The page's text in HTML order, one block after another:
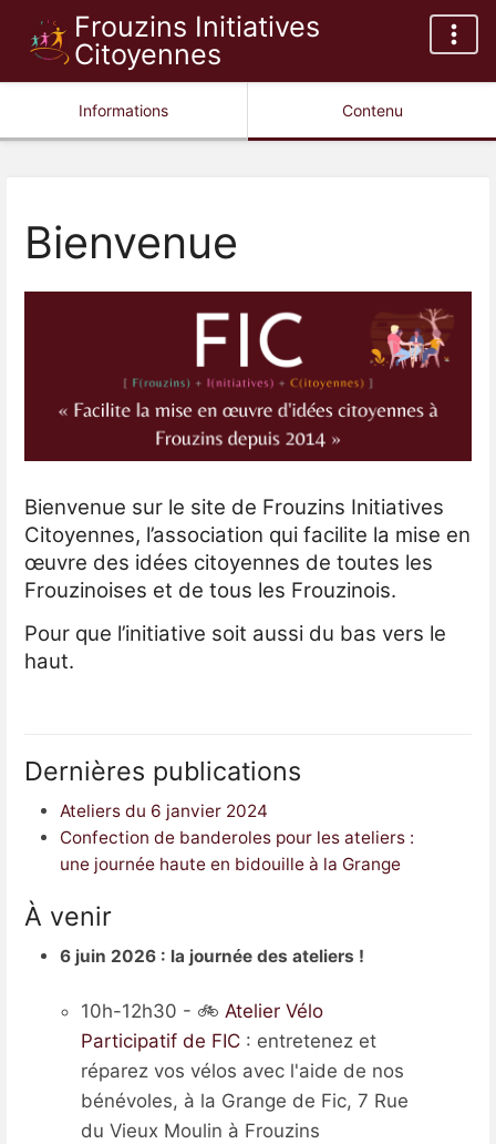
Frouzins Initiatives
Citoyennes
Informations Contenu
Bienvenue
Bienvenue sur le site de Frouzins Initiatives
Citoyennes, l’association qui facilite la mise en
œuvre des idées citoyennes de toutes les
Frouzinoises et de tous les Frouzinois.
Pour que l’initiative soit aussi du bas vers le
haut.
Dernières publications
Ateliers du 6 janvier 2024
Confection de banderoles pour les ateliers :
une journée haute en bidouille à la Grange
À venir
6 juin 2026 : la journée des ateliers !
10h-12h30 - 🚲Atelier Vélo
Participatif de FIC : entretenez et
réparez vos vélos avec l'aide de nos
bénévoles, à la Grange de Fic, 7 Rue
du Vieux Moulin à Frouzins